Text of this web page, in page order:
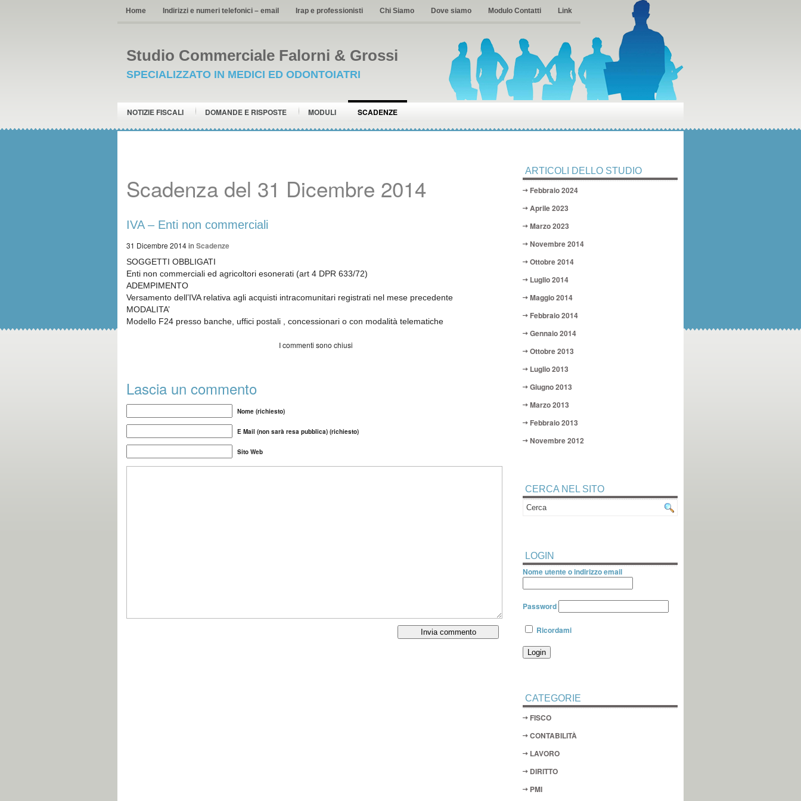
Home Indirizzi e numeri telefonici – email Irap e professionisti Chi Siamo Dove siamo Modulo Contatti Link
Studio Commerciale Falorni & Grossi
SPECIALIZZATO IN MEDICI ED ODONTOIATRI
NOTIZIE FISCALI DOMANDE E RISPOSTE MODULI SCADENZE
Scadenza del 31 Dicembre 2014
IVA – Enti non commerciali
31 Dicembre 2014in Scadenze
SOGGETTI OBBLIGATI
Enti non commerciali ed agricoltori esonerati (art 4 DPR 633/72)
ADEMPIMENTO
Versamento dell’IVA relativa agli acquisti intracomunitari registrati nel mese precedente
MODALITA’
Modello F24 presso banche, uffici postali , concessionari o con modalità telematiche
I commenti sono chiusi
Lascia un commento
Nome (richiesto)
E Mail (non sarà resa pubblica) (richiesto)
Sito Web
ARTICOLI DELLO STUDIO
Febbraio 2024
Aprile 2023
Marzo 2023
Novembre 2014
Ottobre 2014
Luglio 2014
Maggio 2014
Febbraio 2014
Gennaio 2014
Ottobre 2013
Luglio 2013
Giugno 2013
Marzo 2013
Febbraio 2013
Novembre 2012
CERCA NEL SITO
LOGIN
Nome utente o indirizzo email
Password
Ricordami
CATEGORIE
FISCO
CONTABILITÀ
LAVORO
DIRITTO
PMI